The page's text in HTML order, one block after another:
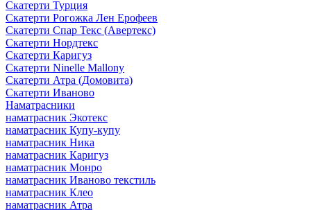
Скатерти Турция
Скатерти Рогожка Лен Ерофеев
Скатерти Спар Текс (Авертекс)
Скатерти Нордтекс
Скатерти Каригуз
Скатерти Ninelle Mallony
Скатерти Атра (Домовита)
Скатерти Иваново
Наматрасники
наматрасник Экотекс
наматрасник Купу-купу
наматрасник Ника
наматрасник Каригуз
наматрасник Монро
наматрасник Иваново текстиль
наматрасник Клео
наматрасник Атра